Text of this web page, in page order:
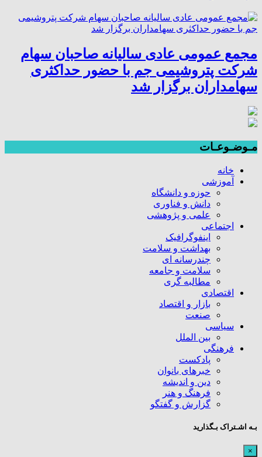
مجمع عمومی عادی سالیانه صاحبان سهام
شرکت پتروشیمی جم با حضور حداکثری
سهامداران برگزار شد
مـوضـوعـات
خانه
آموزشی
حوزه و دانشگاه
دانش و فناوری
علمی و پژوهشی
اجتماعی
اینفوگرافیک
بهداشت و سلامت
چندرسانه ای
سلامت و جامعه
مطالبه گری
اقتصادی
بازار و اقتصاد
صنعت
سیاسی
بین الملل
فرهنگی
پادکست
خبرهای بانوان
دین و اندیشه
فرهنگ و هنر
گزارش و گفتگو
بـه اشـتراک بـگذارید
×